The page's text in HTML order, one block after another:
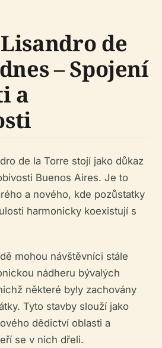
de
– Spojení
a
de la Torre stojí jako důkaz
Buenos Aires. Je to
a nového, kde pozůstatky
harmonicky koexistují s
mohou návštěvníci stále
nádheru bývalých
některé byly zachovány
Tyto stavby slouží jako
dědictví oblasti a
se v nich dřeli.